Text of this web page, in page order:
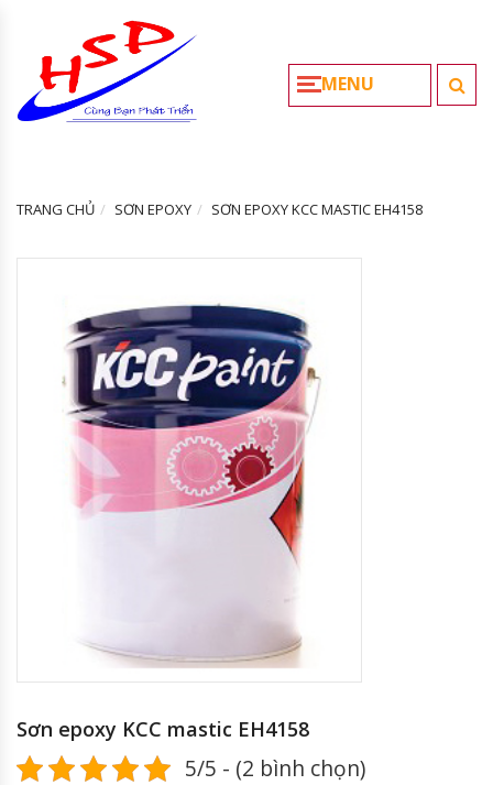
MENU
TRANG CHỦ SƠN EPOXY SƠN EPOXY KCC MASTIC EH4158
Sơn epoxy KCC mastic EH4158
5/5 - (2 bình chọn)